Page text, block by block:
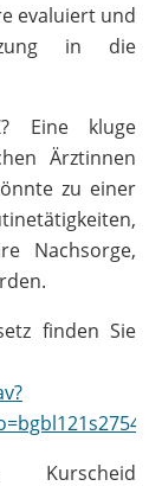
evaluiert und
in die
Eine kluge
Ärztinnen
zu einer
Nachsorge,
finden Sie